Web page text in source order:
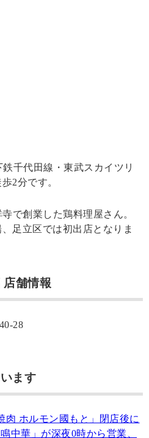
千代田線・東武スカイツリ
2分です。
で創業した鶏料理屋さん。
足立区では初出店となりま
店舗情報
28
ます
肉 ホルモン國もと」閉店後に
中華」が深夜0時から営業、